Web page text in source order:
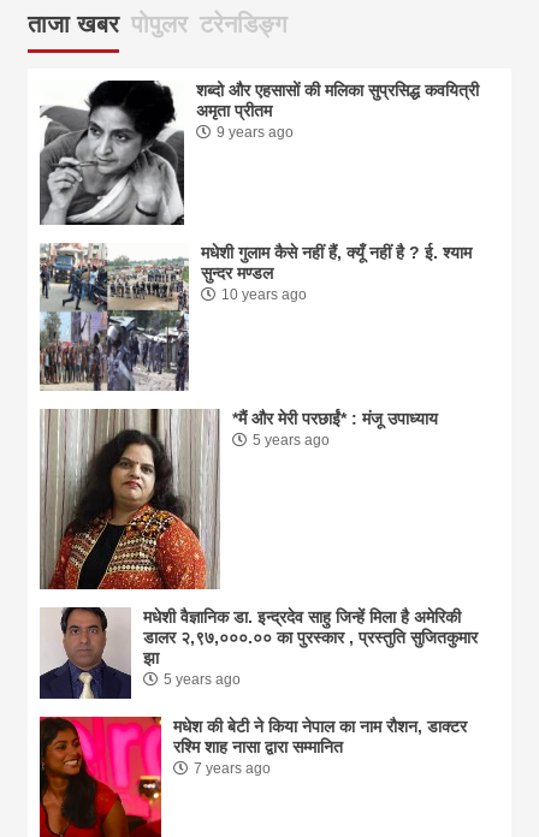
ताजा खबर पोपुलर टरेनडिङ्ग
शब्दो और एहसासों की मलिका सुप्रसिद्ध कवयित्री
अमृता प्रीतम
9 years ago
मधेशी गुलाम कैसे नहीं हैं, क्यूँ नहीं है ? ई. श्याम
सुन्दर मण्डल
10 years ago
*मैं और मेरी परछाईं* : मंजू उपाध्याय
5 years ago
मधेशी वैज्ञानिक डा. इन्द्रदेव साहु जिन्हें मिला है अमेरिकी
डालर २,९७,०००.०० का पुरस्कार , प्रस्तुति सुजितकुमार
झा
5 years ago
मधेश की बेटी ने किया नेपाल का नाम राैशन, डाक्टर
रश्मि शाह नासा द्वारा सम्मानित
7 years ago